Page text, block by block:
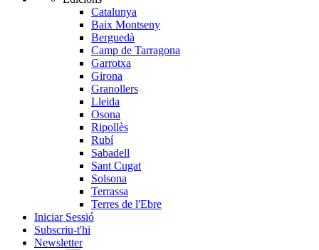
Catalunya
Baix Montseny
Berguedà
Camp de Tarragona
Garrotxa
Girona
Granollers
Lleida
Osona
Ripollès
Rubí
Sabadell
Sant Cugat
Solsona
Terrassa
Terres de l'Ebre
Iniciar Sessió
Subscriu-t'hi
Newsletter